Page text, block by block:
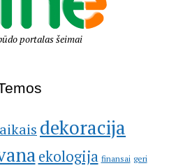
portalas šeimai
dekoracija
ekologija finansai geri